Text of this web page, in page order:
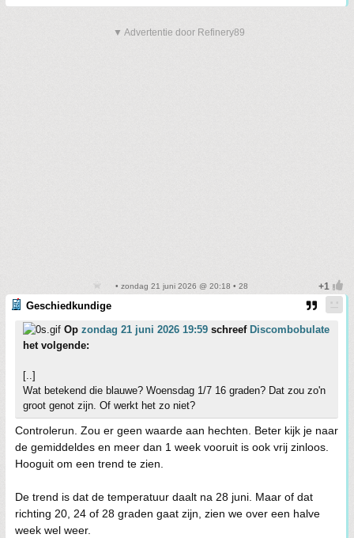
▼ Advertentie door Refinery89
• zondag 21 juni 2026 @ 20:18 • 28
Geschiedkundige
Op zondag 21 juni 2026 19:59 schreef Discombobulate
het volgende:
[..]
Wat betekend die blauwe? Woensdag 1/7 16 graden? Dat zou zo'n
groot genot zijn. Of werkt het zo niet?
Controlerun. Zou er geen waarde aan hechten. Beter kijk je naar
de gemiddeldes en meer dan 1 week vooruit is ook vrij zinloos.
Hooguit om een trend te zien.
De trend is dat de temperatuur daalt na 28 juni. Maar of dat
richting 20, 24 of 28 graden gaat zijn, zien we over een halve
week wel weer.